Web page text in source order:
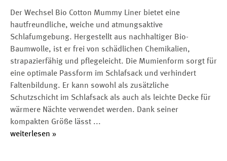
Der Wechsel Bio Cotton Mummy Liner bietet eine
hautfreundliche, weiche und atmungsaktive
Schlafumgebung. Hergestellt aus nachhaltiger Bio-
Baumwolle, ist er frei von schädlichen Chemikalien,
strapazierfähig und pflegeleicht. Die Mumienform sorgt für
eine optimale Passform im Schlafsack und verhindert
Faltenbildung. Er kann sowohl als zusätzliche
Schutzschicht im Schlafsack als auch als leichte Decke für
wärmere Nächte verwendet werden. Dank seiner
kompakten Größe lässt ...
weiterlesen »